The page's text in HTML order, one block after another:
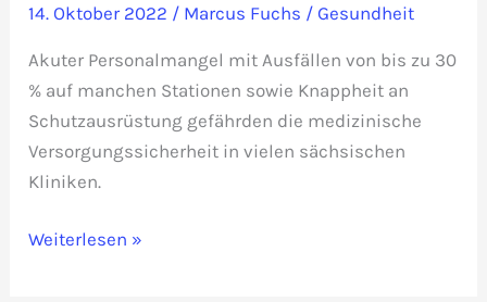
14. Oktober 2022 / Marcus Fuchs /Gesundheit
Akuter Personalmangel mit Ausfällen von bis zu 30
% auf manchen Stationen sowie Knappheit an
Schutzausrüstung gefährden die medizinische
Versorgungssicherheit in vielen sächsischen
Kliniken.
Versorgungssicherheit
Weiterlesen »